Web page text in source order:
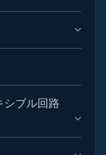
シブル回路